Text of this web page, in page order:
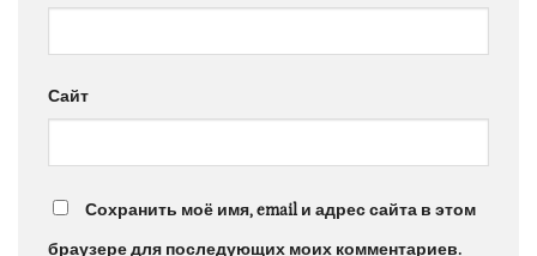
Сайт
Сохранить моё имя, email и адрес сайта в этом
браузере для последующих моих комментариев.